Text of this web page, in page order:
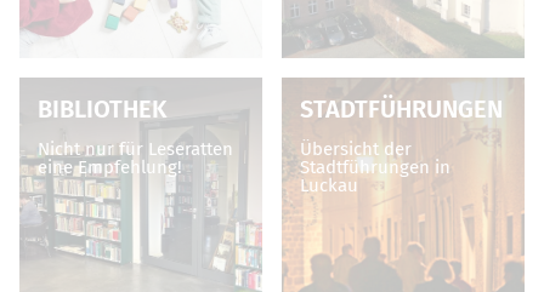
BIBLIOTHEK
Nicht nur für Leseratten
eine Empfehlung!
STADTFÜHRUNGEN
Übersicht der
Stadtführungen in
Luckau